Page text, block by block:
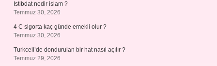
Istibdat nedir islam ?
Temmuz 30, 2026
4 C sigorta kaç günde emekli olur ?
Temmuz 30, 2026
Turkcell’de dondurulan bir hat nasıl açılır ?
Temmuz 29, 2026